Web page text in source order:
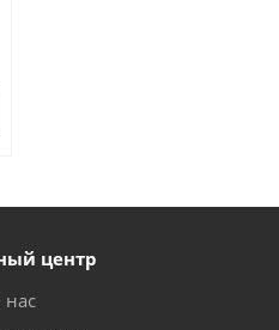
центр